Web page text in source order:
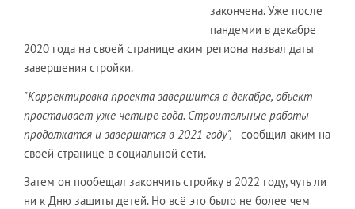
закончена. Уже после
пандемии в декабре
2020 года на своей странице аким региона назвал даты
завершения стройки.
"Корректировка проекта завершится в декабре, объект
простаивает уже четыре года. Строительные работы
продолжатся и завершатся в 2021 году", - сообщил аким на
своей странице в социальной сети.
Затем он пообещал закончить стройку в 2022 году, чуть ли
ни к Дню защиты детей. Но всё это было не более чем